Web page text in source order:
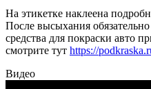
На этикетке наклеена
После высыхания
средства для покраски авто
смотрите тут https://
Видео